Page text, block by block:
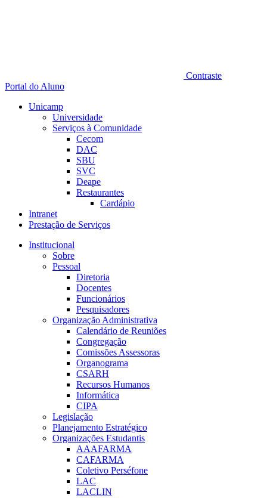
Contraste
Portal do Aluno
Unicamp
Universidade
Serviços à Comunidade
Cecom
DAC
SBU
SVC
Deape
Restaurantes
Cardápio
Intranet
Prestação de Serviços
Institucional
Sobre
Pessoal
Diretoria
Docentes
Funcionários
Pesquisadores
Organização Administrativa
Calendário de Reuniões
Congregação
Comissões Assessoras
Organograma
CSARH
Recursos Humanos
Informática
CIPA
Legislação
Planejamento Estratégico
Organizações Estudantis
AAAFARMA
CAFARMA
Coletivo Perséfone
LAC
LACLIN